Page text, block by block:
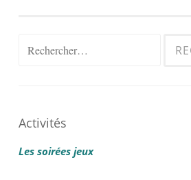
Rechercher :
Activités
Les soirées jeux